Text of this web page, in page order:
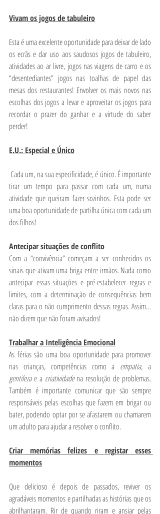
Vivam os jogos de tabuleiro
Esta é uma excelente oportunidade para deixar de lado
os ecrãs e dar uso aos saudosos jogos de tabuleiro,
atividades ao ar livre, jogos nas viagens de carro e os
“desentediantes” jogos nas toalhas de papel das
mesas dos restaurantes! Envolver os mais novos nas
escolhas dos jogos a levar e aproveitar os jogos para
recordar o prazer do ganhar e a virtude do saber
perder!
E.U.: Especial e Único
tirar um tempo para passar com cada um, numa
atividade que queiram fazer sozinhos. Esta pode ser
uma boa oportunidade de partilha única com cada um
dos filhos!
Antecipar situações de conflito
Com a “convivência” começam a ser conhecidos os
sinais que ativam uma briga entre irmãos. Nada como
antecipar essas situações e pré-estabelecer regras e
limites, com a determinação de consequências bem
claras para o não cumprimento dessas regras. Assim…
não dizem que não foram avisados!
Trabalhar a Inteligência Emocional
As férias são uma boa oportunidade para promover
nas crianças, competências como a empatia,
gentileza e a criatividade na resolução de problemas.
Também é importante comunicar que são sempre
responsáveis pelas escolhas que fazem em brigar ou
bater, podendo optar por se afastarem ou chamarem
um adulto para ajudar a resolver o conflito.
Criar memórias felizes e registar esses
momentos
Que delicioso é depois de passados, reviver os
agradáveis momentos e partilhadas as histórias que os
abrilhantaram. Rir de quando riram e ansiar pelas